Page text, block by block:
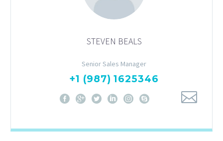
STEVEN BEALS
Senior Sales Manager
+1 (987) 1625346